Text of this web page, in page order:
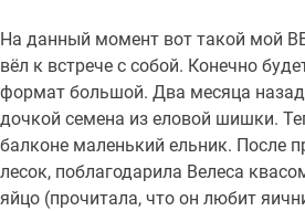
На данный момент вот такой мой
вёл к встрече с собой. Конечно
формат большой. Два месяца
дочкой семена из еловой шишки.
балконе маленький ельник. После
лесок, поблагодарила Велеса
яйцо (прочитала, что он любит